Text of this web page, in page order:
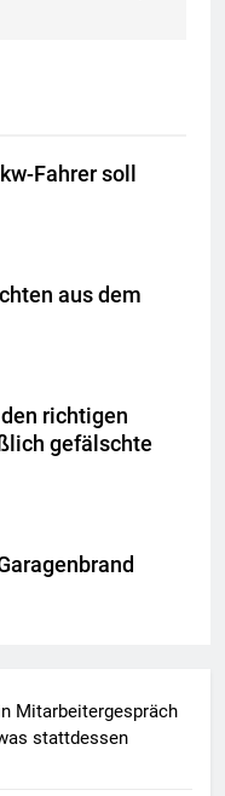
Fahrer soll
aus dem
richtigen
gefälschte
Mitarbeitergespräch
stattdessen